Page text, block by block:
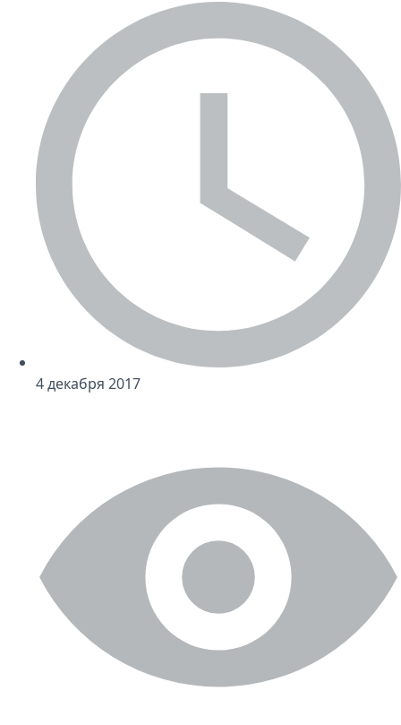
4 декабря 2017